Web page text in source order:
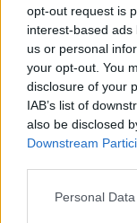
opt-out request is
interest-based
us or personal
your opt-out. You
disclosure of your
IAB’s list of
also be disclosed
Downstream
Personal
Az országos
hosszabbította
Magyarország
fellélegezhetünk.